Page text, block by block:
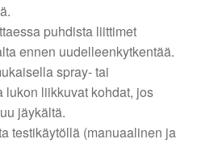
puhdista liittimet
ennen uudelleenkytkentää.
spray- tai
lukon liikkuvat kohdat, jos
jäykältä.
testikäytöllä (manuaalinen ja